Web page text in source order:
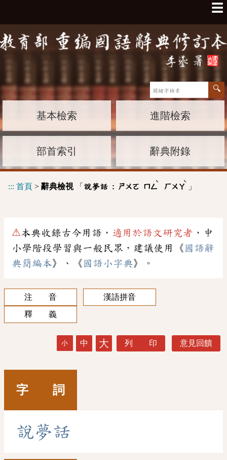
☰
基本檢索 進階檢索
部首索引 辭典附錄
::: 首頁 > 辭典檢視「 說夢話 : ㄕㄨㄛ ㄇㄥ
ˋ
ㄏㄨㄚ
ˋ
」
⚠本典收錄古今用語， 適用於語文研究者 ，中
小學階段學習與一般民眾，建議使用《 國語辭
典簡編本》、《 國語小字典》。
注 音
漢語拼音
釋 義
小 中 大 列 印 意見回饋
字 詞
說夢話